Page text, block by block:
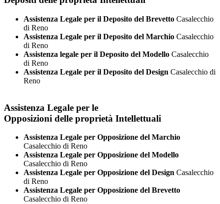
Assistenza Legale per il Deposito del Brevetto Casalecchio
di Reno
Assistenza Legale per il Deposito del Marchio Casalecchio
di Reno
Assistenza legale per il Deposito del Modello Casalecchio
di Reno
Assistenza Legale per il Deposito del Design Casalecchio di
Reno
Assistenza Legale per le
Opposizioni delle proprietà Intellettuali
Assistenza Legale per Opposizione del Marchio
Casalecchio di Reno
Assistenza Legale per Opposizione del Modello
Casalecchio di Reno
Assistenza Legale per Opposizione del Design Casalecchio
di Reno
Assistenza Legale per Opposizione del Brevetto
Casalecchio di Reno